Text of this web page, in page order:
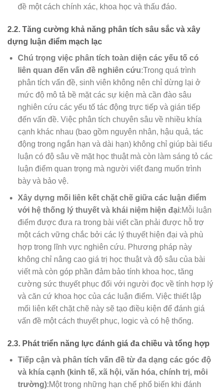
đề một cách chính xác, khoa học và thấu đáo.
2.2. Tăng cường khả năng phân tích sâu sắc và xây
dựng luận điểm mạch lạc
Chú trọng việc phân tích toàn diện các yếu tố có
liên quan đến vấn đề nghiên cứu:Trong quá trình
phân tích vấn đề, sinh viên không nên chỉ dừng lại ở
mức độ mô tả bề mặt các sự kiện mà cần đào sâu
nghiên cứu các yếu tố tác động trực tiếp và gián tiếp
đến vấn đề. Việc phân tích chuyên sâu về nhiều khía
cạnh khác nhau (bao gồm nguyên nhân, hậu quả, tác
động trong ngắn hạn và dài hạn) không chỉ giúp bài tiểu
luận có độ sâu về mặt học thuật mà còn làm sáng tỏ các
luận điểm quan trọng mà người viết đang muốn trình
bày và bảo vệ.
Xây dựng mối liên kết chặt chẽ giữa các luận điểm
với hệ thống lý thuyết và khái niệm hiện đại:Mỗi luận
điểm được đưa ra trong bài viết cần phải được hỗ trợ
một cách vững chắc bởi các lý thuyết hiện đại và phù
hợp trong lĩnh vực nghiên cứu. Phương pháp này
không chỉ nâng cao giá trị học thuật và độ sâu của bài
viết mà còn góp phần đảm bảo tính khoa học, tăng
cường sức thuyết phục đối với người đọc về tính hợp lý
và căn cứ khoa học của các luận điểm. Việc thiết lập
mối liên kết chặt chẽ này sẽ tạo điều kiện để đánh giá
vấn đề một cách thuyết phục, logic và có hệ thống.
2.3. Phát triển năng lực đánh giá đa chiều và tổng hợp
Tiếp cận và phân tích vấn đề từ đa dạng các góc độ
và khía cạnh (kinh tế, xã hội, văn hóa, chính trị, môi
trường):Một trong những hạn chế phổ biến khi đánh